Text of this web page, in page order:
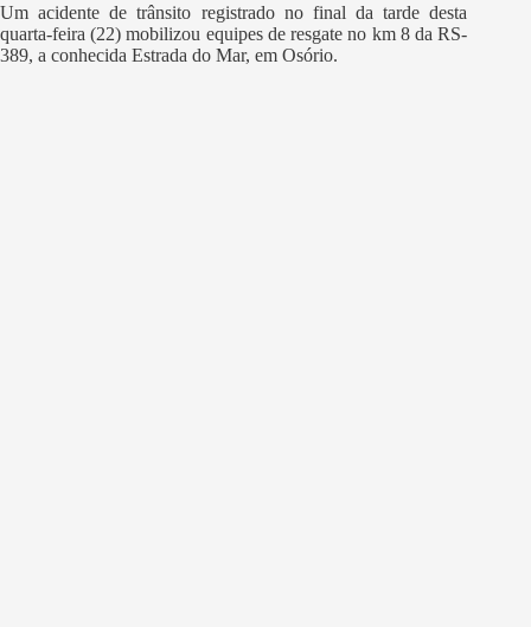
Um acidente de trânsito registrado no final da tarde desta
quarta-feira (22) mobilizou equipes de resgate no km 8 da RS-
389, a conhecida Estrada do Mar, em Osório.